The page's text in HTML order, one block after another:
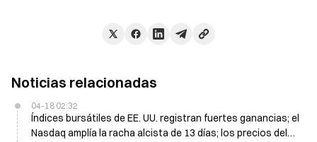
Noticias relacionadas
04-18 02:32
Índices bursátiles de EE. UU. registran fuertes ganancias; el
Nasdaq amplía la racha alcista de 13 días; los precios del